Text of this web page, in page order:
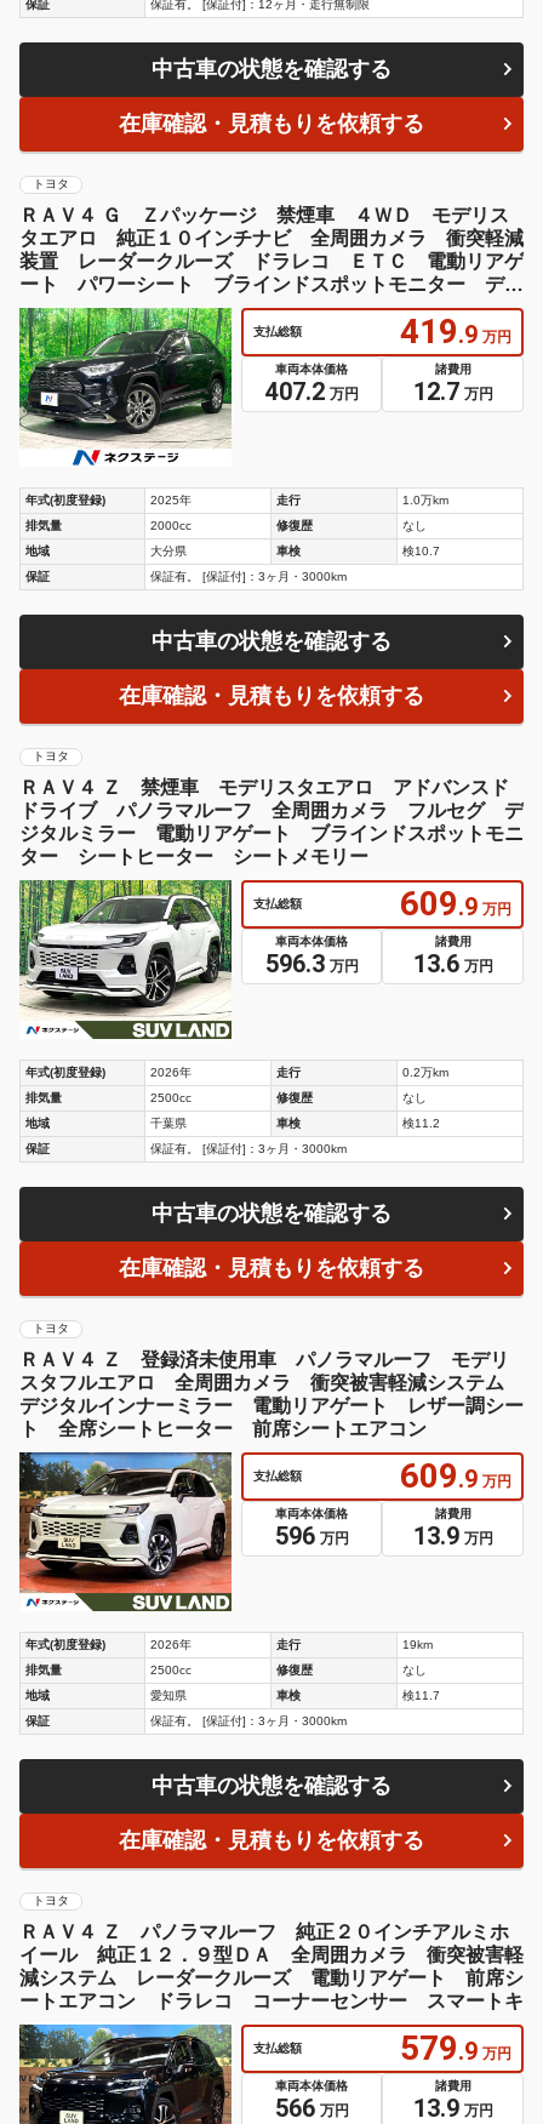
保証 保証有。 [保証付]：12ヶ月・走行無制限
中古車の状態を確認する
在庫確認・見積もりを依頼する
トヨタ
ＲＡＶ４ Ｇ Ｚパッケージ 禁煙車 ４ＷＤ モデリス
タエアロ 純正１０インチナビ 全周囲カメラ 衝突軽減
装置 レーダークルーズ ドラレコ ＥＴＣ 電動リアゲ
ート パワーシート ブラインドスポットモニター デジ
タルインナーミラー
支払総額 419.9 万円
車両本体価格
407.2 万円
諸費用
12.7 万円
年式(初度登録) 2025年 走行
1.0万km
排気量
2000cc 修復歴
なし
地域
大分県 車検
検10.7
保証
保証有。 [保証付]：3ヶ月・3000km
中古車の状態を確認する
在庫確認・見積もりを依頼する
トヨタ
ＲＡＶ４ Ｚ 禁煙車 モデリスタエアロ アドバンスド
ドライブ パノラマルーフ 全周囲カメラ フルセグ デ
ジタルミラー 電動リアゲート ブラインドスポットモニ
ター シートヒーター シートメモリー
支払総額 609.9 万円
車両本体価格
596.3 万円
諸費用
13.6 万円
年式(初度登録) 2026年 走行
0.2万km
排気量
2500cc 修復歴
なし
地域
千葉県 車検
検11.2
保証
保証有。 [保証付]：3ヶ月・3000km
中古車の状態を確認する
在庫確認・見積もりを依頼する
トヨタ
ＲＡＶ４ Ｚ 登録済未使用車 パノラマルーフ モデリ
スタフルエアロ 全周囲カメラ 衝突被害軽減システム
デジタルインナーミラー 電動リアゲート レザー調シー
ト 全席シートヒーター 前席シートエアコン
支払総額 609.9 万円
車両本体価格
596 万円
諸費用
13.9 万円
年式(初度登録) 2026年 走行
19km
排気量
2500cc 修復歴
なし
地域
愛知県 車検
検11.7
保証
保証有。 [保証付]：3ヶ月・3000km
中古車の状態を確認する
在庫確認・見積もりを依頼する
トヨタ
ＲＡＶ４ Ｚ パノラマルーフ 純正２０インチアルミホ
イール 純正１２．９型ＤＡ 全周囲カメラ 衝突被害軽
減システム レーダークルーズ 電動リアゲート 前席シ
ートエアコン ドラレコ コーナーセンサー スマートキ
支払総額 579.9 万円
車両本体価格
566 万円
諸費用
13.9 万円